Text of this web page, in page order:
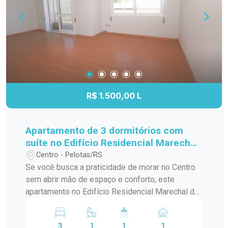
estratégica, praticidade e conforto para facilitar o
seu dia a dia.
R$ 1.500,00 L
Apartamento de 3 dormitórios com
suíte no Edifício Residencial Marechal
de Ferro - Centro - Pelotas
Centro - Pelotas/RS
Se você busca a praticidade de morar no Centro
sem abrir mão de espaço e conforto, este
apartamento no Edifício Residencial Marechal de
amplos, bem distribuídos e funcionais, o imóvel